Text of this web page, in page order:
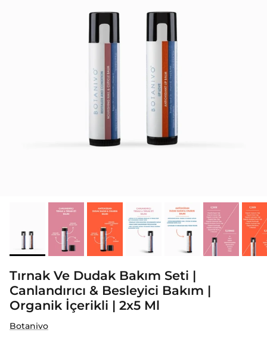
Tırnak Ve Dudak Bakım Seti |
Canlandırıcı & Besleyici Bakım |
Organik İçerikli | 2x5 Ml
Botanivo